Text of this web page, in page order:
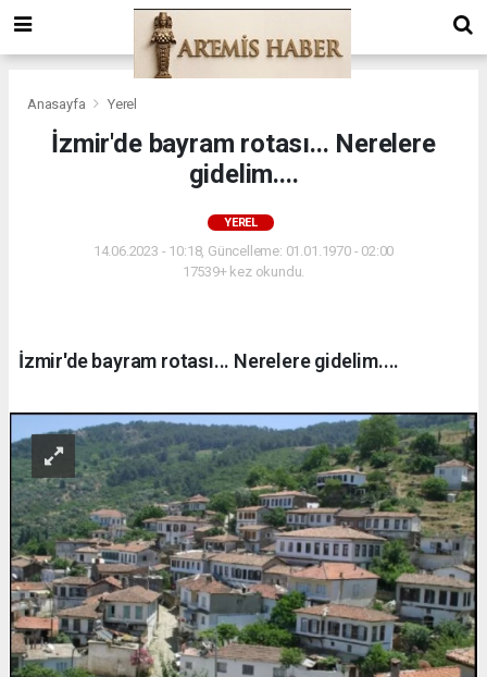
Anasayfa Yerel
İzmir'de bayram rotası... Nerelere
gidelim....
YEREL
14.06.2023 - 10:18, Güncelleme: 01.01.1970 - 02:00
17539+ kez okundu.
İzmir'de bayram rotası... Nerelere gidelim....